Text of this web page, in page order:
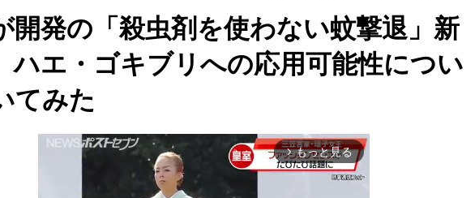
開発の「殺虫剤を使わない蚊撃退」新
エ・ゴキブリへの応用可能性につい
てみた
arrow_forward_ios もっと見る